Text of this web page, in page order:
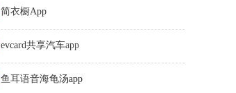
简衣橱App
evcard共享汽车app
鱼耳语音海龟汤app